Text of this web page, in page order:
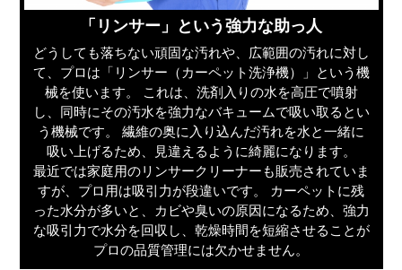
「リンサー」という強力な助っ人
どうしても落ちない頑固な汚れや、広範囲の汚れに対し
て、プロは「リンサー（カーペット洗浄機）」という機
械を使います。 これは、洗剤入りの水を高圧で噴射
し、同時にその汚水を強力なバキュームで吸い取るとい
う機械です。 繊維の奥に入り込んだ汚れを水と一緒に
吸い上げるため、見違えるように綺麗になります。
最近では家庭用のリンサークリーナーも販売されていま
すが、プロ用は吸引力が段違いです。 カーペットに残
った水分が多いと、カビや臭いの原因になるため、強力
な吸引力で水分を回収し、乾燥時間を短縮させることが
プロの品質管理には欠かせません。